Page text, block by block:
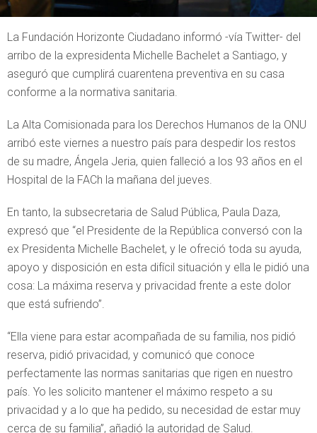
La Fundación Horizonte Ciudadano informó -vía Twitter- del
arribo de la expresidenta Michelle Bachelet a Santiago, y
aseguró que cumplirá cuarentena preventiva en su casa
conforme a la normativa sanitaria.
La Alta Comisionada para los Derechos Humanos de la ONU
arribó este viernes a nuestro país para despedir los restos
de su madre, Ángela Jeria, quien falleció a los 93 años en el
Hospital de la FACh la mañana del jueves.
En tanto, la subsecretaria de Salud Pública, Paula Daza,
expresó que “el Presidente de la República conversó con la
ex Presidenta Michelle Bachelet, y le ofreció toda su ayuda,
apoyo y disposición en esta difícil situación y ella le pidió una
cosa: La máxima reserva y privacidad frente a este dolor
que está sufriendo”.
“Ella viene para estar acompañada de su familia, nos pidió
reserva, pidió privacidad, y comunicó que conoce
perfectamente las normas sanitarias que rigen en nuestro
país. Yo les solicito mantener el máximo respeto a su
privacidad y a lo que ha pedido, su necesidad de estar muy
cerca de su familia”, añadió la autoridad de Salud.